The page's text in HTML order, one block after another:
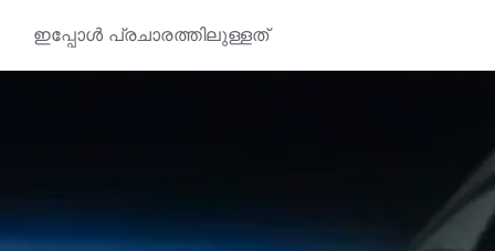
ഇപ്പോൾ പ്രചാരത്തിലുള്ളത്